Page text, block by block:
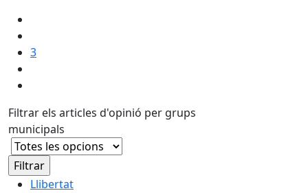
3
Filtrar els articles d'opinió per grups
municipals
Llibertat